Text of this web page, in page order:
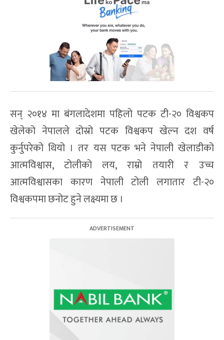
सन् २०१४ मा बंगलादेशमा पहिलो पटक टी-२० विश्वकप
खेलेको नेपालले दोस्रो पटक विश्वकप खेल्न दश वर्ष
कुर्नुपरेको थियो । तर यस पटक भने नेपाली खेलाडीको
आत्मविश्वास, टोलीको लय, राम्रो तयारी र उच्च
आत्मविश्वासका कारण नेपाली टोली लगातार टी-२०
विश्वकपमा छनोट हुने लक्ष्यमा छ ।